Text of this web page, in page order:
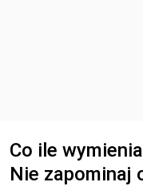
Co ile
Nie zapominaj